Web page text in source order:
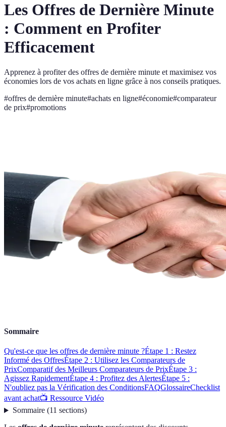
Les Offres de Dernière Minute
: Comment en Profiter
Efficacement
Apprenez à profiter des offres de dernière minute et maximisez vos
économies lors de vos achats en ligne grâce à nos conseils pratiques.
#offres de dernière minute#achats en ligne#économie#comparateur
de prix#promotions
Sommaire
Qu'est-ce que les offres de dernière minute ?Étape 1 : Restez
Informé des OffresÉtape 2 : Utilisez les Comparateurs de
PrixComparatif des Meilleurs Comparateurs de PrixÉtape 3 :
Agissez RapidementÉtape 4 : Profitez des AlertesÉtape 5 :
N'oubliez pas la Vérification des ConditionsFAQGlossaireChecklist
avant achat📺 Ressource Vidéo
Sommaire(11 sections)